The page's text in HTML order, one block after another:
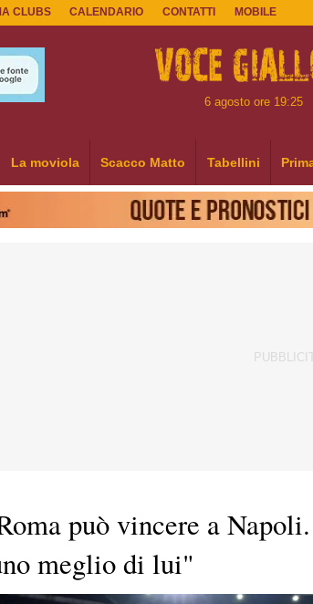
CLUBS CALENDARIO CONTATTI MOBILE
6 agosto ore 19:25
La moviola Scacco Matto Tabellini
può vincere a
meglio di lui"